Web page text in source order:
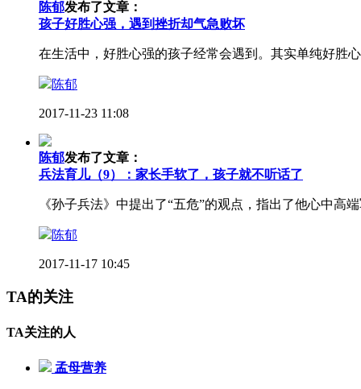
陈郁发布了文章：
孩子好胜心强，遇到挫折却气急败坏
在生活中，好胜心强的孩子经常会遇到。其实单纯好胜
陈郁
2017-11-23 11:08
陈郁发布了文章：
兵法育儿（9）：家长手软了，孩子就不听话了
《孙子兵法》中提出了“五危”的观点，指出了他心中高
陈郁
2017-11-17 10:45
TA的关注
TA关注的人
孟母营养